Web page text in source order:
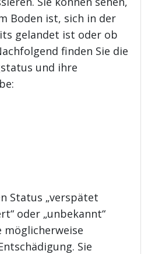
Boden ist, sich in der
gelandet ist oder ob
finden Sie die
und ihre
Status „verspätet
oder „unbekannt“
möglicherweise
Sie